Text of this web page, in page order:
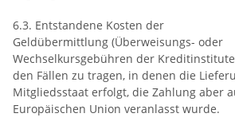
6.3. Entstandene Kosten der
Geldübermittlung (Überweisungs- oder
Wechselkursgebühren der
den Fällen zu tragen, in denen die
Mitgliedsstaat erfolgt, die Zahlung aber
Europäischen Union veranlasst wurde.